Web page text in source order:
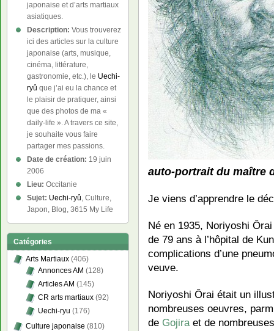
auto-portrait du maître
Je viens d’apprendre le
Né en 1935, Noriyoshi
de 79 ans à l’hôpital de
complications d’une
veuve.
Noriyoshi Ôrai était un
nombreuses oeuvres,
de Gojira et de
japonaise et d’arts martiaux
asiatiques.
Description: Vous trouverez
ici des articles sur la culture
japonaise (arts, musique,
cinéma, littérature,
gastronomie, etc.), le Uechi-
ryû que j’ai eu la chance et
le plaisir de pratiquer, ainsi
que des photos de ma «
daily-life ». A travers ce site,
je souhaite vous faire
partager mes passions.
Date de création: 19 juin
2006
Lieu: Occitanie
Sujet: Uechi-ryû, Culture,
Japon, Blog, 3615 My Life
Catégories
Arts Martiaux (406)
Annonces AM (128)
Articles AM (145)
CR arts martiaux (92)
Uechi-ryu (176)
Culture japonaise (810)